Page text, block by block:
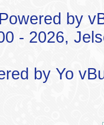
Powered by
- 2026,
by Yo